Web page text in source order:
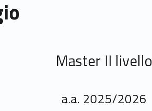
Master II livello
a.a. 2025/2026